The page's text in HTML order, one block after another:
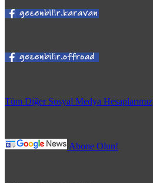
Tüm Diğer Sosyal Medya Hesaplarımız
Abone Olun!